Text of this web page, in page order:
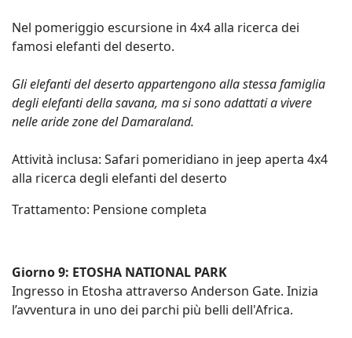
Nel pomeriggio escursione in 4x4 alla ricerca dei
famosi elefanti del deserto.
Gli elefanti del deserto appartengono alla stessa famiglia
degli elefanti della savana, ma si sono adattati a vivere
nelle aride zone del Damaraland.
Attività inclusa: Safari pomeridiano in jeep aperta 4x4
alla ricerca degli elefanti del deserto
Trattamento: Pensione completa
Giorno 9: ETOSHA NATIONAL PARK
Ingresso in Etosha attraverso Anderson Gate. Inizia
l’avventura in uno dei parchi più belli dell'Africa.